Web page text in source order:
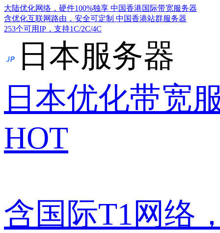
大陆优化网络，硬件100%独享 中国香港国际带宽服务器
含优化互联网路由，安全可定制 中国香港站群服务器
253个可用IP，支持1C/2C/4C
日本服务器
日本优化带宽
HOT
含国际T1网络